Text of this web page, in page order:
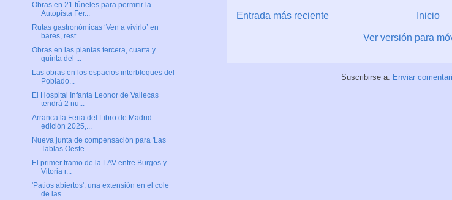
Entrada más reciente Inicio
Ver versión para
Suscribirse a: Enviar
Obras en 21 túneles para permitir la
Autopista Fer...
Rutas gastronómicas ‘Ven a vivirlo’ en
bares, rest...
Obras en las plantas tercera, cuarta y
quinta del ...
Las obras en los espacios interbloques del
Poblado...
El Hospital Infanta Leonor de Vallecas
tendrá 2 nu...
Arranca la Feria del Libro de Madrid
edición 2025,...
Nueva junta de compensación para 'Las
Tablas Oeste...
El primer tramo de la LAV entre Burgos y
Vitoria r...
'Patios abiertos': una extensión en el cole
de las...